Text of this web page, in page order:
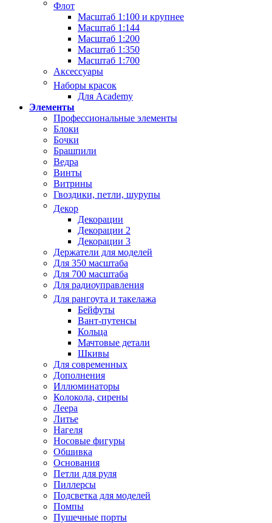
Флот
Масштаб 1:100 и крупнее
Масштаб 1:144
Масштаб 1:200
Масштаб 1:350
Масштаб 1:700
Аксессуары
Наборы красок
Для Academy
Элементы
Профессиональные элементы
Блоки
Бочки
Брашпили
Ведра
Винты
Витрины
Гвоздики, петли, шурупы
Декор
Декорации
Декорации 2
Декорации 3
Держатели для моделей
Для 350 масштаба
Для 700 масштаба
Для радиоуправления
Для рангоута и такелажа
Бейфуты
Вант-путенсы
Кольца
Мачтовые детали
Шкивы
Для современных
Дополнения
Иллюминаторы
Колокола, сирены
Леера
Литье
Нагеля
Носовые фигуры
Обшивка
Основания
Петли для руля
Пиллерсы
Подсветка для моделей
Помпы
Пушечные порты